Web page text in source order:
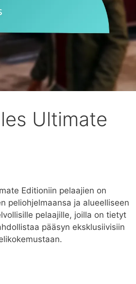
Ultimate
Editioniin pelaajien on
peliohjelmaansa ja alueelliseen
pelaajille, joilla on tietyt
pääsyn eksklusiivisiin